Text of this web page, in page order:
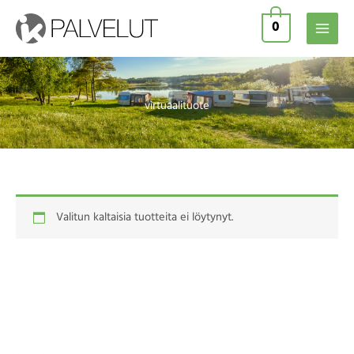
sisältöön
0
virtuaalituote
Valitun kaltaisia tuotteita ei löytynyt.